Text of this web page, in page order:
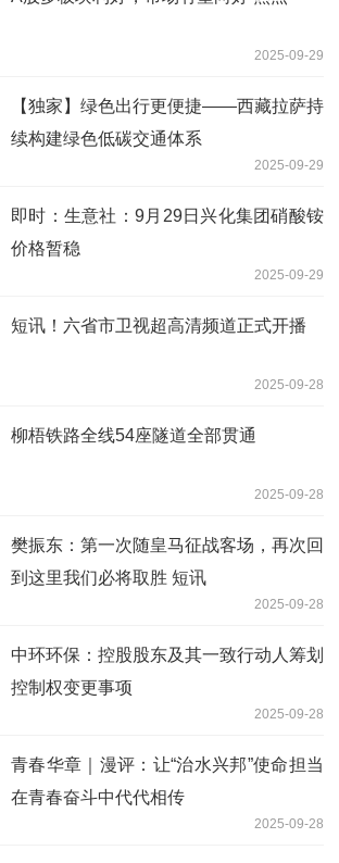
2025-09-29
【独家】绿色出行更便捷——西藏拉萨持
续构建绿色低碳交通体系
2025-09-29
即时：生意社：9月29日兴化集团硝酸铵
价格暂稳
2025-09-29
短讯！六省市卫视超高清频道正式开播
2025-09-28
柳梧铁路全线54座隧道全部贯通
2025-09-28
樊振东：第一次随皇马征战客场，再次回
到这里我们必将取胜 短讯
2025-09-28
中环环保：控股股东及其一致行动人筹划
控制权变更事项
2025-09-28
青春华章｜漫评：让“治水兴邦”使命担当
在青春奋斗中代代相传
2025-09-28